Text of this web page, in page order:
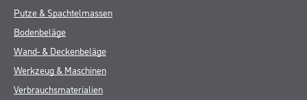
Putze & Spachtelmassen
Bodenbeläge
Wand- & Deckenbeläge
Werkzeug & Maschinen
Verbrauchsmaterialien